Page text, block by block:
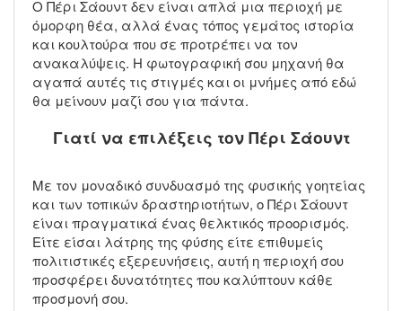
Ο Πέρι Σάουντ δεν είναι απλά μια περιοχή με
όμορφη θέα, αλλά ένας τόπος γεμάτος ιστορία
και κουλτούρα που σε προτρέπει να τον
ανακαλύψεις. Η φωτογραφική σου μηχανή θα
αγαπά αυτές τις στιγμές και οι μνήμες από εδώ
θα μείνουν μαζί σου για πάντα.
Γιατί να επιλέξεις τον Πέρι Σάουντ
Με τον μοναδικό συνδυασμό της φυσικής γοητείας
και των τοπικών δραστηριοτήτων, ο Πέρι Σάουντ
είναι πραγματικά ένας θελκτικός προορισμός.
Είτε είσαι λάτρης της φύσης είτε επιθυμείς
πολιτιστικές εξερευνήσεις, αυτή η περιοχή σου
προσφέρει δυνατότητες που καλύπτουν κάθε
προσμονή σου.